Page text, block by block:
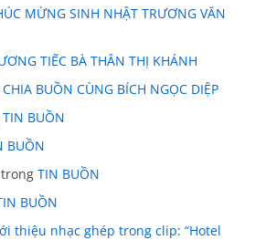
MỪNG SINH NHẬT TRƯƠNG VĂN
TIẾC BÀ THÂN THỊ KHÁNH
CHIA BUỒN CÙNG BÍCH NGỌC DIỆP
TIN BUỒN
BUỒN
trongTIN BUỒN
BUỒN
thiệu nhạc ghép trong clip: “Hotel